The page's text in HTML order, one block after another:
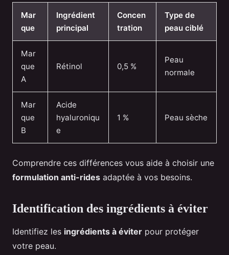
Mar
que
Ingrédient
principal
Concen
tration
Type de
peau ciblé
Mar
que
A
Rétinol 0,5 %
Peau
normale
Mar
que
B
Acide
hyaluroniqu
e
1 % Peau sèche
Comprendre ces différences vous aide à choisir une
formulation anti-rides adaptée à vos besoins.
Identification des ingrédients à éviter
Identifiez les ingrédients à éviter pour protéger
votre peau.